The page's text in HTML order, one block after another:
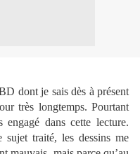
dont je sais dès à présent
très longtemps. Pourtant
dans cette lecture.
sujet traité, les dessins me